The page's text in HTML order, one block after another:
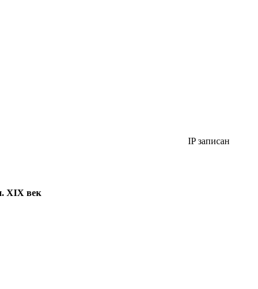
IP записан
XIX век